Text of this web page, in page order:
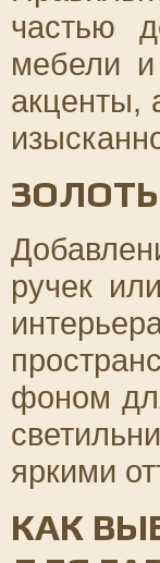
частью
мебели
акценты,
ручек
фоном
яркими
КАК